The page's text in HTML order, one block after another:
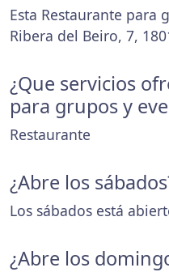
Esta Restaurante para
Ribera del Beiro, 7,
¿Que servicios
para grupos y
Restaurante
¿Abre los
Los sábados está
¿Abre los